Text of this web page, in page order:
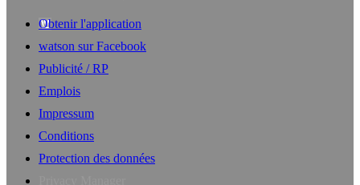
Obtenir l'application
watson sur Facebook
Publicité / RP
Emplois
Impressum
Conditions
Protection des données